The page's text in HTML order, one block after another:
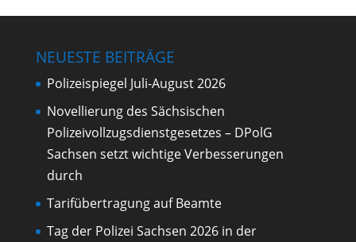
NEUESTE BEITRÄGE
Polizeispiegel Juli-August 2026
Novellierung des Sächsischen
Polizeivollzugsdienstgesetzes – DPolG
Sachsen setzt wichtige Verbesserungen
durch
Tarifübertragung auf Beamte
Tag der Polizei Sachsen 2026 in der